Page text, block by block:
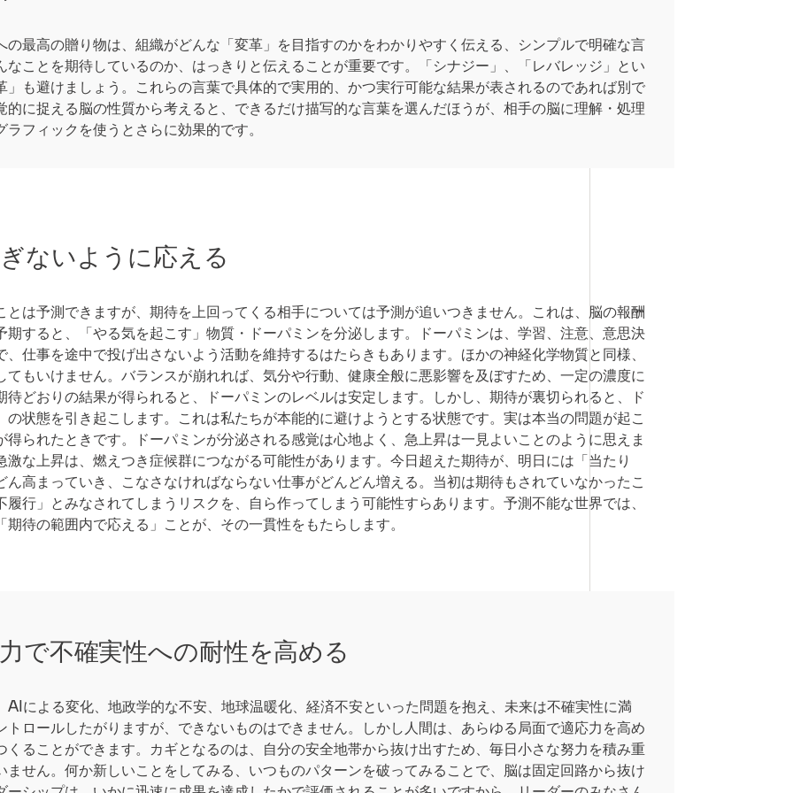
最高の贈り物は、組織がどんな「変革」を目指すのかをわかりやすく伝える、シンプルで明確な言
なことを期待しているのか、はっきりと伝えることが重要です。「シナジー」、「レバレッジ」とい
」も避けましょう。これらの言葉で具体的で実用的、かつ実行可能な結果が表されるのであれば別で
的に捉える脳の性質から考えると、できるだけ描写的な言葉を選んだほうが、相手の脳に理解・処理
フィックを使うとさらに効果的です。
ないように応える
は予測できますが、期待を上回ってくる相手については予測が追いつきません。これは、脳の報酬
期すると、「やる気を起こす」物質・ドーパミンを分泌します。ドーパミンは、学習、注意、意思決
仕事を途中で投げ出さないよう活動を維持するはたらきもあります。ほかの神経化学物質と同様、
てもいけません。バランスが崩れれば、気分や行動、健康全般に悪影響を及ぼすため、一定の濃度に
待どおりの結果が得られると、ドーパミンのレベルは安定します。しかし、期待が裏切られると、ド
の状態を引き起こします。これは私たちが本能的に避けようとする状態です。実は本当の問題が起こ
得られたときです。ドーパミンが分泌される感覚は心地よく、急上昇は一見よいことのように思えま
激な上昇は、燃えつき症候群につながる可能性があります。今日超えた期待が、明日には「当たり
ん高まっていき、こなさなければならない仕事がどんどん増える。当初は期待もされていなかったこ
行」とみなされてしまうリスクを、自ら作ってしまう可能性すらあります。予測不能な世界では、
待の範囲内で応える」ことが、その一貫性をもたらします。
で不確実性への耐性を高める
による変化、地政学的な不安、地球温暖化、経済不安といった問題を抱え、未来は不確実性に満
トロールしたがりますが、できないものはできません。しかし人間は、あらゆる局面で適応力を高め
くることができます。カギとなるのは、自分の安全地帯から抜け出すため、毎日小さな努力を積み重
ません。何か新しいことをしてみる、いつものパターンを破ってみることで、脳は固定回路から抜け